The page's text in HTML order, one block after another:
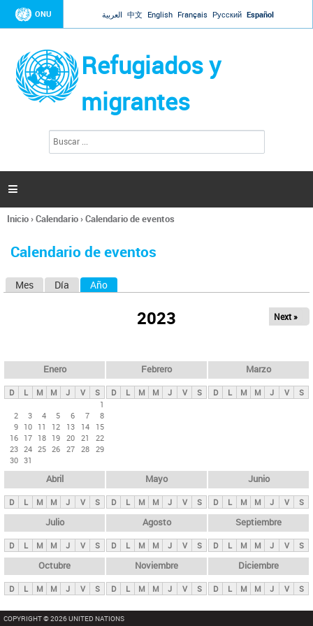
Jump to navigation
ONU العربية 中文 English Français Русский Español
Refugiados y
migrantes
l
d
s

Se
usted
Inicio›Calendario›Calendario de eventos
Calendario de eventos
s
p
n
c
i
p
l
e
s
Mes Día Año
2023 Next »
Enero
D L M M J V
S
1
2
3 4 5 6 7
8
9 10 11 12 13 14
15
16 17 18 19 20 21
22
23 24 25 26 27 28 29
30 31
Febrero
D L M M J V S
Marzo
D L M M J V S
Abril
D L M M J V S
Mayo
D L M M J V S
Junio
D L M M J V S
Julio
D L M M J V S
Agosto
D L M M J V S
Septiembre
D L M M J V S
Octubre
D L M M J V S
Noviembre
D L M M J V S
Diciembre
D L M M J V S
COPYRIGHT © 2026 UNITED NATIONS